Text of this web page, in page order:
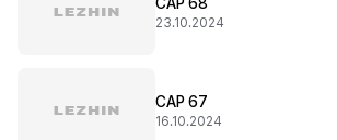
23.10.2024
CAP 67
16.10.2024